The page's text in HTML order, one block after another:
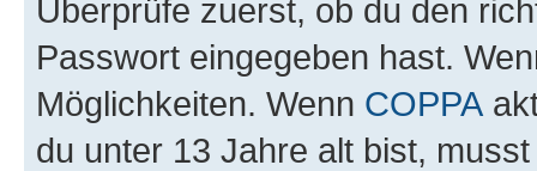
Überprüfe zuerst, ob du den
Passwort eingegeben hast.
Möglichkeiten. Wenn COPPA
du unter 13 Jahre alt bist,